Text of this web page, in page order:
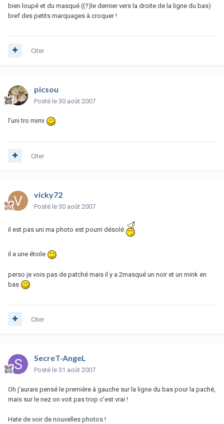
bien loupé et du masqué ((?)le dernier vers la droite de la ligne du bas)
bref des petits marquages à croquer !
Citer
picsou
Posté le 30 août 2007
l'uni tro mimi
Citer
vicky72
Posté le 30 août 2007
il est pas uni ma photo est pourri désolé
il a une étoile
perso je vois pas de patché mais il y a 2masqué un noir et un mink en
bas
Citer
SecreT-AngeL
Posté le 31 août 2007
Oh j'aurais pensé le première à gauche sur la ligne du bas pour la paché,
mais sur le nez on voit pas trop c'est vrai !
Hate de voir de nouvelles photos !